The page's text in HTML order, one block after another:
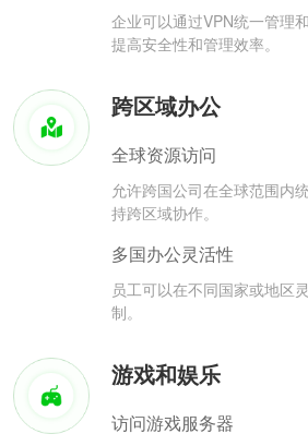
企业可以通过VPN统一管理
提高安全性和管理效率。
跨区域办公
全球资源访问
允许跨国公司在全球范围内
持跨区域协作。
多国办公灵活性
员工可以在不同国家或地区
制。
游戏和娱乐
访问游戏服务器